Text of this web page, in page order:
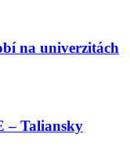
na univerzitách
– Taliansky